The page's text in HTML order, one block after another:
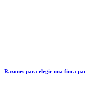
Razones para elegir una finca